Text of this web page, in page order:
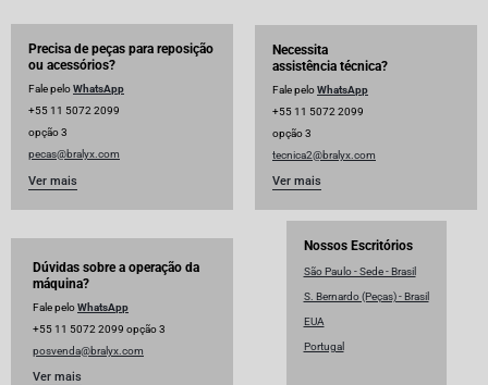
Precisa de peças para reposição
ou acessórios?
Fale peloWhatsApp
+55 11 5072 2099
opção 3
pecas@bralyx.com
Ver mais
Necessita
assistência técnica?
Fale peloWhatsApp
+55 11 5072 2099
opção 3
tecnica2@bralyx.com
Ver mais
Dúvidas sobre a operação da
máquina?
Fale peloWhatsApp
+55 11 5072 2099 opção 3
posvenda@bralyx.com
Ver mais
Nossos Escritórios
São Paulo - Sede - Brasil
S. Bernardo (Peças) - Brasil
EUA
Portugal